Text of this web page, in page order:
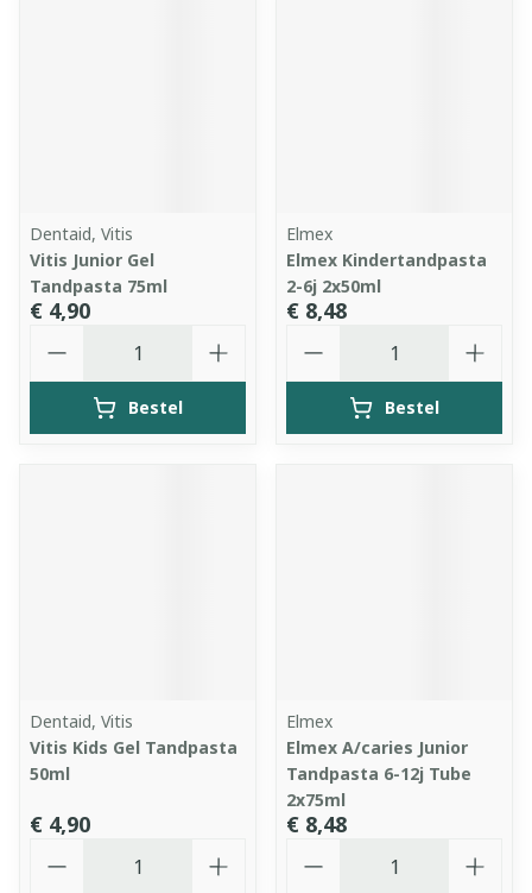
Dentaid, Vitis
Vitis Junior Gel
Tandpasta 75ml
€ 4,90
Bestel
Elmex
Elmex Kindertandpasta
2-6j 2x50ml
€ 8,48
Bestel
Dentaid, Vitis
Vitis Kids Gel Tandpasta
50ml
€ 4,90
Elmex
Elmex A/caries Junior
Tandpasta 6-12j Tube
2x75ml
€ 8,48